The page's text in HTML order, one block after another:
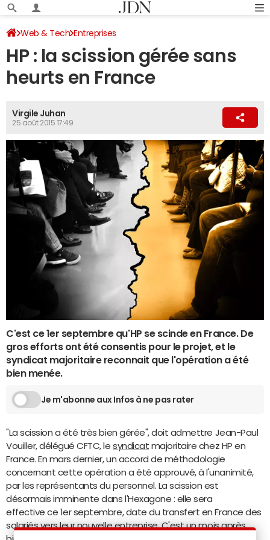
Web & Tech Entreprises
HP : la scission gérée sans
heurts en France
Virgile Juhan
25 août 2015 17:49
C'est ce 1er septembre qu'HP se scinde en France. De
gros efforts ont été consentis pour le projet, et le
syndicat majoritaire reconnait que l'opération a été
bien menée.
Je m'abonne aux Infos à ne pas rater
"La scission a été très bien gérée", doit admettre Jean-Paul
Vouiller, délégué CFTC, lesyndicat majoritaire chez HP en
France. En mars dernier, un accord de méthodologie
concernant cette opération a été approuvé, à l'unanimité,
par les représentants du personnel. La scission est
désormais imminente dans l'Hexagone : elle sera
effective ce 1er septembre, date du transfert en France des
salariés vers leur nouvelle entreprise. C'est un mois après